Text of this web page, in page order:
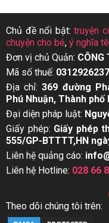
Chủ đề nổi bật:truyện
chuyện cho bé, ý nghĩa
Đơn vị chủ Quản: CÔNG
Mã số thuế: 0312926237
Địa chỉ:369 đường
Phú Nhuận, Thành phố
Đại diện pháp luật:
Giấy phép: Giấy phép
555/GP-BTTTT,HN
Liên hệ quảng cáo:
Liên hệ Hotline: 028 66
Theo dõi chúng tôi trên: